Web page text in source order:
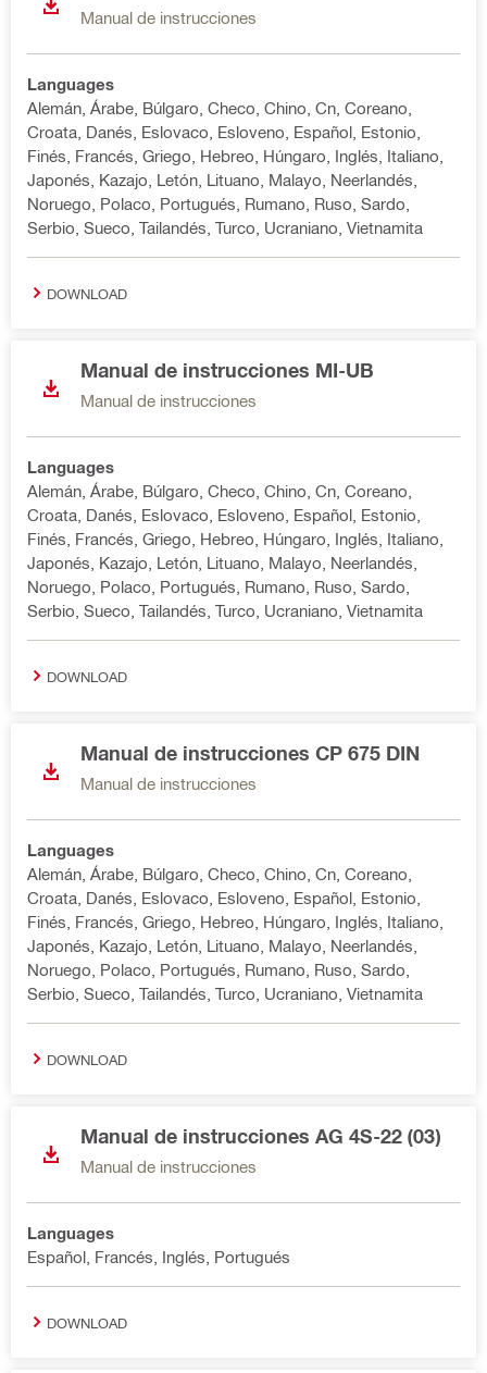
Manual de instrucciones
Languages
Alemán, Árabe, Búlgaro, Checo, Chino, Cn, Coreano,
Croata, Danés, Eslovaco, Esloveno, Español, Estonio,
Finés, Francés, Griego, Hebreo, Húngaro, Inglés, Italiano,
Japonés, Kazajo, Letón, Lituano, Malayo, Neerlandés,
Noruego, Polaco, Portugués, Rumano, Ruso, Sardo,
Serbio, Sueco, Tailandés, Turco, Ucraniano, Vietnamita
DOWNLOAD
Manual de instrucciones MI-UB
Manual de instrucciones
Languages
Alemán, Árabe, Búlgaro, Checo, Chino, Cn, Coreano,
Croata, Danés, Eslovaco, Esloveno, Español, Estonio,
Finés, Francés, Griego, Hebreo, Húngaro, Inglés, Italiano,
Japonés, Kazajo, Letón, Lituano, Malayo, Neerlandés,
Noruego, Polaco, Portugués, Rumano, Ruso, Sardo,
Serbio, Sueco, Tailandés, Turco, Ucraniano, Vietnamita
DOWNLOAD
Manual de instrucciones CP 675 DIN
Manual de instrucciones
Languages
Alemán, Árabe, Búlgaro, Checo, Chino, Cn, Coreano,
Croata, Danés, Eslovaco, Esloveno, Español, Estonio,
Finés, Francés, Griego, Hebreo, Húngaro, Inglés, Italiano,
Japonés, Kazajo, Letón, Lituano, Malayo, Neerlandés,
Noruego, Polaco, Portugués, Rumano, Ruso, Sardo,
Serbio, Sueco, Tailandés, Turco, Ucraniano, Vietnamita
DOWNLOAD
Manual de instrucciones AG 4S-22 (03)
Manual de instrucciones
Languages
Español, Francés, Inglés, Portugués
DOWNLOAD